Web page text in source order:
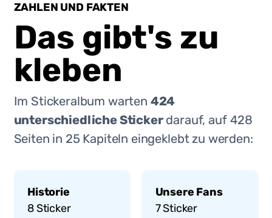
ZAHLEN UND FAKTEN
Das gibt's zu
kleben
Im Stickeralbum warten 424
unterschiedliche Sticker darauf, auf 428
Seiten in 25 Kapiteln eingeklebt zu werden:
Historie
8Sticker
Unsere Fans
7Sticker